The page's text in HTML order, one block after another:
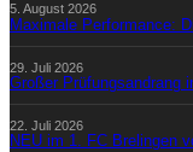
5. August 2026
Maximale Performance:
29. Juli 2026
Großer Prüfungsandrang
22. Juli 2026
NEU im 1. FC Brelingen